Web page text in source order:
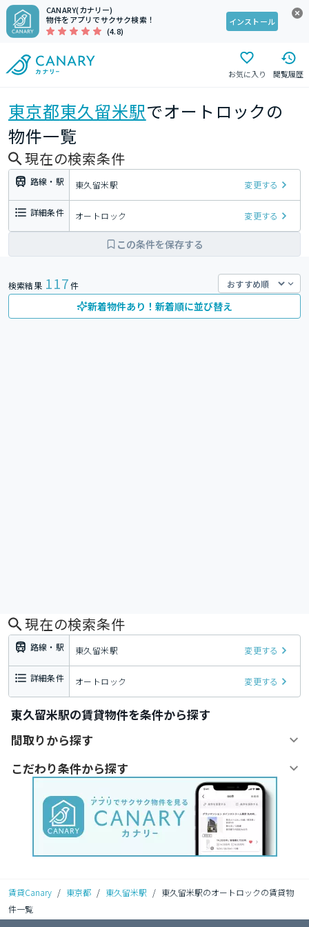
CANARY(カナリー)
物件をアプリでサクサク検索！
(4.8)
インストール
お気に入り 閲覧履歴
東京都東久留米駅でオートロックの
物件一覧
現在の検索条件
路線・駅 東久留米駅 変更する
詳細条件 オートロック 変更する
この条件を保存する
検索結果 117件
新着物件あり！新着順に並び替え
現在の検索条件
路線・駅 東久留米駅 変更する
詳細条件 オートロック 変更する
東久留米駅の賃貸物件を条件から探す
間取りから探す
こだわり条件から探す
賃貸Canary / 東京都 / 東久留米駅 / 東久留米駅のオートロックの賃貸物
件一覧